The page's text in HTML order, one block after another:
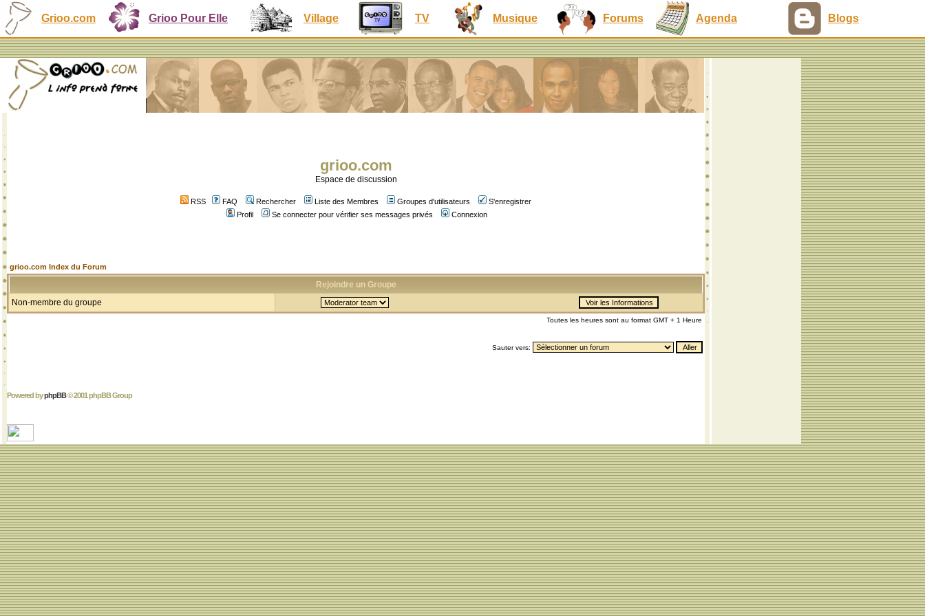
Grioo.com Grioo Pour Elle Village TV Musique Forums Agenda Blogs
grioo.com
Espace de discussion
RSS FAQ Rechercher Liste des Membres Groupes d'utilisateurs
S'enregistrer
Profil
Se connecter pour vérifier ses messages privés Connexion
grioo.com Index du Forum
Rejoindre un Groupe
Non-membre du groupe
Toutes les heures sont au format GMT + 1 Heure
Sauter vers:
Powered byphpBB© 2001 phpBB Group